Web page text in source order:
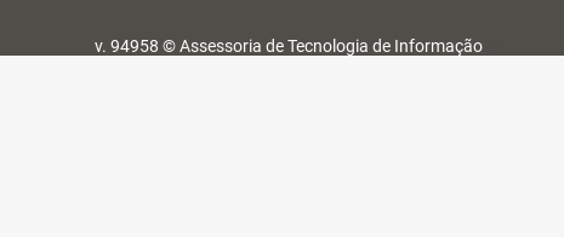
v. 94958 ©Assessoria de Tecnologia de Informação